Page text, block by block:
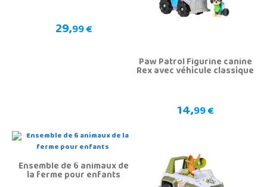
29,99 €
Paw Patrol Figurine canine
Rex avec véhicule classique
14,99 €
Ensemble de 6 animaux de
la ferme pour enfants